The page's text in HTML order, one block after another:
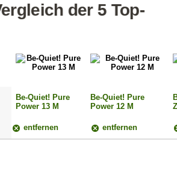
der 5 Top-
Be-Quiet! Pure
Power 13 M
Be-Quiet! Pure
Power 12 M
entfernen entfernen